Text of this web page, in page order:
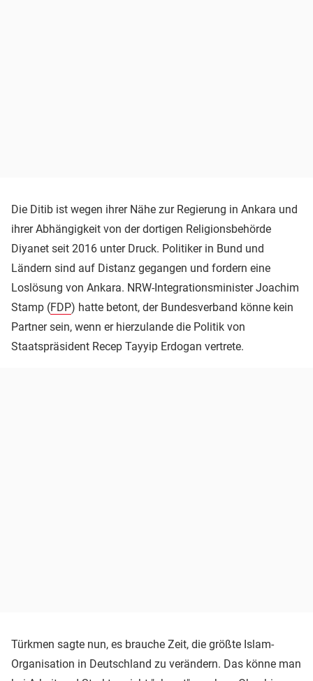
Die Ditib ist wegen ihrer Nähe zur Regierung in Ankara und
ihrer Abhängigkeit von der dortigen Religionsbehörde
Diyanet seit 2016 unter Druck. Politiker in Bund und
Ländern sind auf Distanz gegangen und fordern eine
Loslösung von Ankara. NRW-Integrationsminister Joachim
Stamp (FDP) hatte betont, der Bundesverband könne kein
Partner sein, wenn er hierzulande die Politik von
Staatspräsident Recep Tayyip Erdogan vertrete.
Türkmen sagte nun, es brauche Zeit, die größte Islam-
Organisation in Deutschland zu verändern. Das könne man